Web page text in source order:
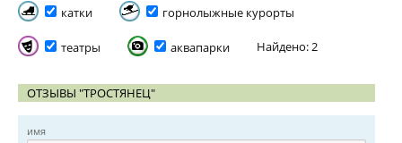
катки горнолыжные курорты
театры аквапарки Найдено: 2
ОТЗЫВЫ "ТРОСТЯНЕЦ"
имя